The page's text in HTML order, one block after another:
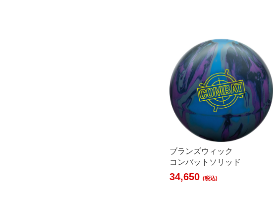
ブランズウィック
コンバットソリッド
34,650 (税込)